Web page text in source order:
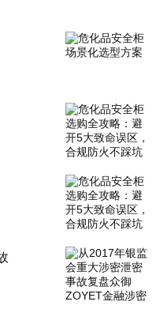
应当包括以下资
期自行检查记录、
术改造记录、运行
计运转记录等运行
。
安装、拆卸活动